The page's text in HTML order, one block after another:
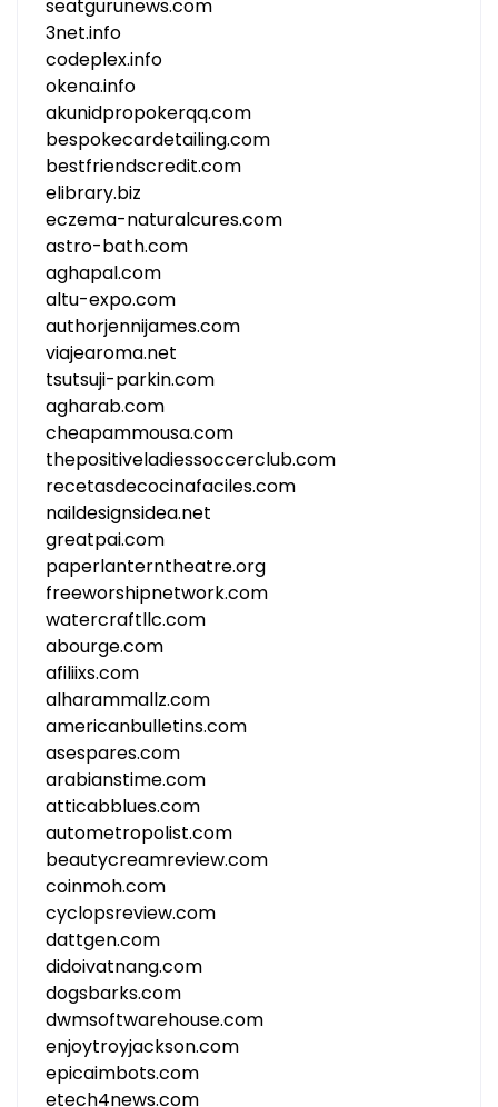
seatgurunews.com
3net.info
codeplex.info
okena.info
akunidpropokerqq.com
bespokecardetailing.com
bestfriendscredit.com
elibrary.biz
eczema-naturalcures.com
astro-bath.com
aghapal.com
altu-expo.com
authorjennijames.com
viajearoma.net
tsutsuji-parkin.com
agharab.com
cheapammousa.com
thepositiveladiessoccerclub.com
recetasdecocinafaciles.com
naildesignsidea.net
greatpai.com
paperlanterntheatre.org
freeworshipnetwork.com
watercraftllc.com
abourge.com
afiliixs.com
alharammallz.com
americanbulletins.com
asespares.com
arabianstime.com
atticabblues.com
autometropolist.com
beautycreamreview.com
coinmoh.com
cyclopsreview.com
dattgen.com
didoivatnang.com
dogsbarks.com
dwmsoftwarehouse.com
enjoytroyjackson.com
epicaimbots.com
etech4news.com